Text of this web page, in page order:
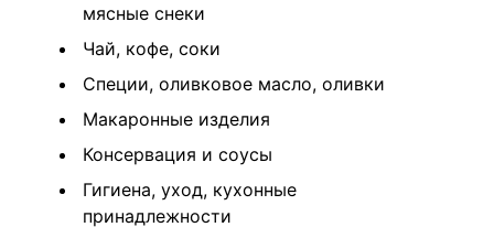
мясные снеки
Чай, кофе, соки
Специи, оливковое масло, оливки
Макаронные изделия
Консервация и соусы
Гигиена, уход, кухонные
принадлежности